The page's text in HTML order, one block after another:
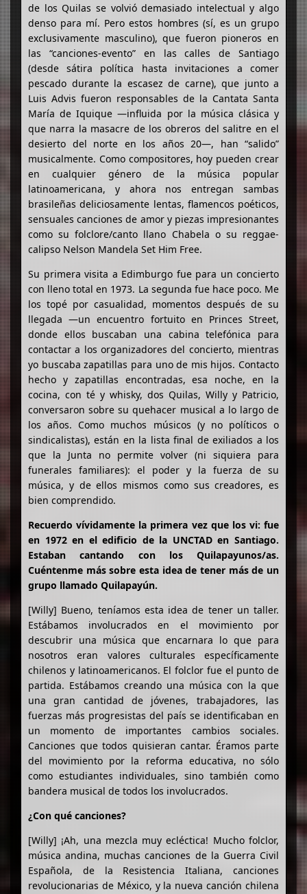
de los Quilas se volvió demasiado intelectual y algo
denso para mí. Pero estos hombres (sí, es un grupo
exclusivamente masculino), que fueron pioneros en
las “canciones-evento” en las calles de Santiago
(desde sátira política hasta invitaciones a comer
pescado durante la escasez de carne), que junto a
Luis Advis fueron responsables de la Cantata Santa
María de Iquique —influida por la música clásica y
que narra la masacre de los obreros del salitre en el
desierto del norte en los años 20—, han “salido”
musicalmente. Como compositores, hoy pueden crear
en cualquier género de la música popular
latinoamericana, y ahora nos entregan sambas
brasileñas deliciosamente lentas, flamencos poéticos,
sensuales canciones de amor y piezas impresionantes
como su folclore/canto llano Chabela o su reggae-
calipso Nelson Mandela Set Him Free.
Su primera visita a Edimburgo fue para un concierto
con lleno total en 1973. La segunda fue hace poco. Me
los topé por casualidad, momentos después de su
llegada —un encuentro fortuito en Princes Street,
donde ellos buscaban una cabina telefónica para
contactar a los organizadores del concierto, mientras
yo buscaba zapatillas para uno de mis hijos. Contacto
hecho y zapatillas encontradas, esa noche, en la
cocina, con té y whisky, dos Quilas, Willy y Patricio,
conversaron sobre su quehacer musical a lo largo de
los años. Como muchos músicos (y no políticos o
sindicalistas), están en la lista final de exiliados a los
que la Junta no permite volver (ni siquiera para
funerales familiares): el poder y la fuerza de su
música, y de ellos mismos como sus creadores, es
bien comprendido.
Recuerdo vívidamente la primera vez que los vi: fue
en 1972 en el edificio de la UNCTAD en Santiago.
Estaban cantando con los Quilapayunos/as.
Cuéntenme más sobre esta idea de tener más de un
grupo llamado Quilapayún.
[Willy] Bueno, teníamos esta idea de tener un taller.
Estábamos involucrados en el movimiento por
descubrir una música que encarnara lo que para
nosotros eran valores culturales específicamente
chilenos y latinoamericanos. El folclor fue el punto de
partida. Estábamos creando una música con la que
una gran cantidad de jóvenes, trabajadores, las
fuerzas más progresistas del país se identificaban en
un momento de importantes cambios sociales.
Canciones que todos quisieran cantar. Éramos parte
del movimiento por la reforma educativa, no sólo
como estudiantes individuales, sino también como
bandera musical de todos los involucrados.
¿Con qué canciones?
[Willy] ¡Ah, una mezcla muy ecléctica! Mucho folclor,
música andina, muchas canciones de la Guerra Civil
Española, de la Resistencia Italiana, canciones
revolucionarias de México, y la nueva canción chilena